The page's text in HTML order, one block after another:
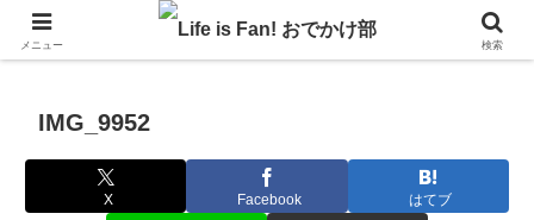
自作キャンピングカーで1年の3分の1を北海道でのんびりバンライフ♪
IMG_9952
X Facebook はてブ
メニュー 検索